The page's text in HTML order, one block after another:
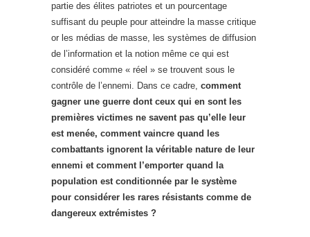
partie des élites patriotes et un pourcentage
suffisant du peuple pour atteindre la masse critique
or les médias de masse, les systèmes de diffusion
de l’information et la notion même ce qui est
considéré comme « réel » se trouvent sous le
contrôle de l’ennemi. Dans ce cadre, comment
gagner une guerre dont ceux qui en sont les
premières victimes ne savent pas qu’elle leur
est menée, comment vaincre quand les
combattants ignorent la véritable nature de leur
ennemi et comment l’emporter quand la
population est conditionnée par le système
pour considérer les rares résistants comme de
dangereux extrémistes ?